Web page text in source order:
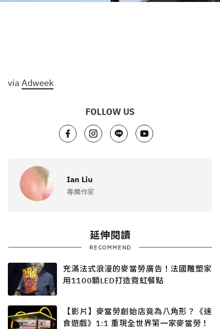
via Adweek
FOLLOW US
Ian Liu
專欄作家
延伸閱讀
RECOMMEND
充滿法式浪漫的麥當勞廣告！法國雕塑家
用1100顆LED打造霓虹餐點
【影片】麥當勞創始店竟為八角形？《速
食遊戲》1:1 重現全世界第一家麥當勞！